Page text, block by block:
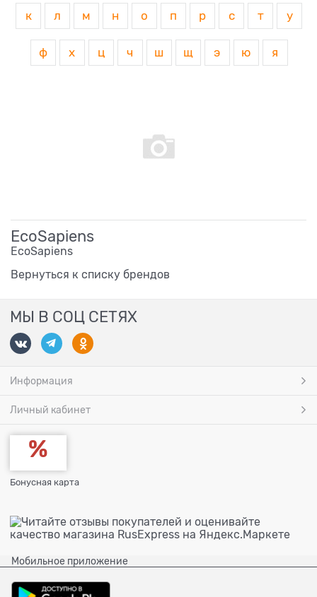
к л м н о п р с т у
ф х ц ч ш щ э ю я
EcoSapiens
EcoSapiens
Вернуться к списку брендов
МЫ В СОЦ СЕТЯХ
Информация
Личный кабинет
Бонусная карта
Мобильное приложение